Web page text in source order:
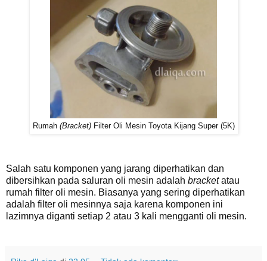
Rumah (Bracket)Filter Oli Mesin Toyota Kijang Super (5K)
Salah satu komponen yang jarang diperhatikan dan
dibersihkan pada saluran oli mesin adalah bracketatau
rumah filter oli mesin. Biasanya yang sering diperhatikan
adalah filter oli mesinnya saja karena komponen ini
lazimnya diganti setiap 2 atau 3 kali mengganti oli mesin.